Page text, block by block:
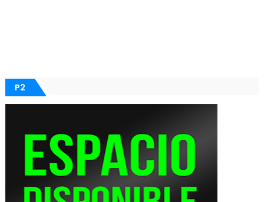
P2